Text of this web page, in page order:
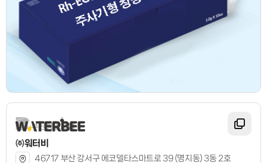
㈜워터비
46717 부산 강서구 에코델타스마트로 39 (명지동) 3동 2호